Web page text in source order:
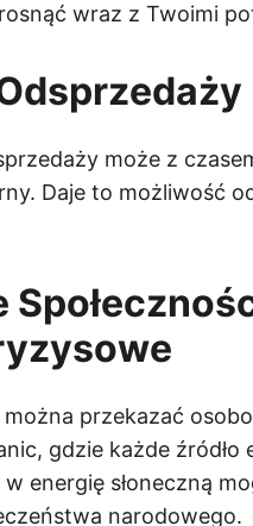
wraz z Twoimi
może z
Daje to możliwość
przekazać
gdzie każde źródło
energię słoneczną
narodowego.